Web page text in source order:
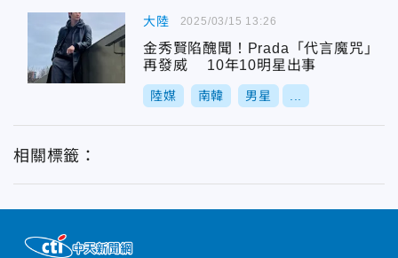
大陸
金秀賢陷醜聞！Prada「代言魔咒」
再發威 10年10明星出事
陸媒 南韓 男星
2025/03/15 13:26
相關標籤：